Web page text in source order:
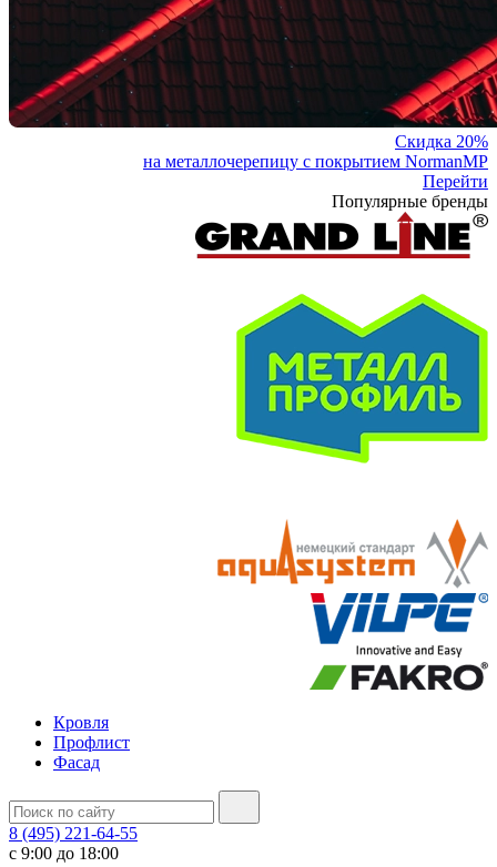
Скидка 20%
на металлочерепицу с покрытием NormanMP
Перейти
Популярные бренды
Кровля
Профлист
Фасад
8 (495) 221-64-55
с 9:00 до 18:00